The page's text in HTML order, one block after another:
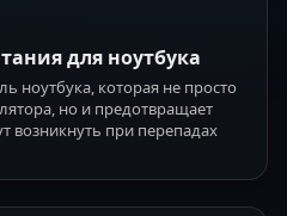
для ноутбука
ноутбука, которая не просто
но и предотвращает
возникнуть при перепадах